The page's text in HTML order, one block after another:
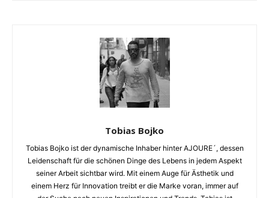
Tobias Bojko
Tobias Bojko ist der dynamische Inhaber hinter AJOURE´, dessen
Leidenschaft für die schönen Dinge des Lebens in jedem Aspekt
seiner Arbeit sichtbar wird. Mit einem Auge für Ästhetik und
einem Herz für Innovation treibt er die Marke voran, immer auf